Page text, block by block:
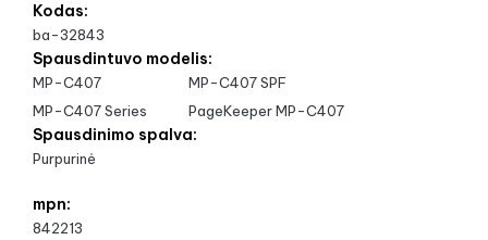
Kodas:
ba-32843
Spausdintuvo modelis:
MP-C407
MP-C407 SPF
MP-C407 Series
PageKeeper MP-C407
Spausdinimo spalva:
Purpurinė
mpn:
842213